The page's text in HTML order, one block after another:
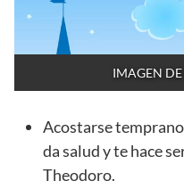
IMAGEN
Acostarse
da salud y te hace
Theodoro.